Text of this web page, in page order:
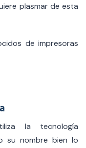
plasmar de esta
de impresoras
la tecnología
su nombre bien lo